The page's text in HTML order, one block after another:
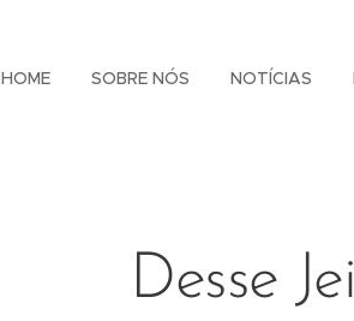
HOME SOBRE NÓS NOTÍCIAS
Desse